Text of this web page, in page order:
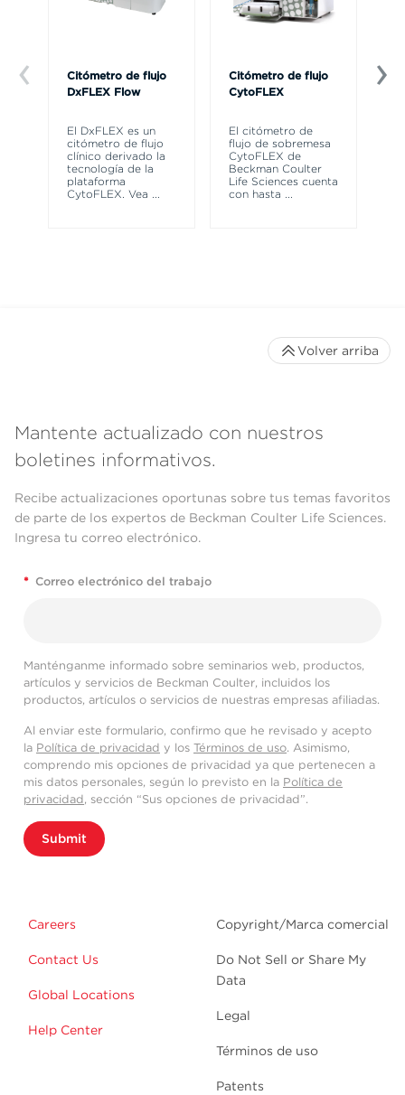
Citómetro de flujo
DxFLEX Flow
El DxFLEX es un
citómetro de flujo
clínico derivado la
tecnología de la
plataforma
CytoFLEX. Vea ...
Citómetro de flujo
CytoFLEX
El citómetro de
flujo de sobremesa
CytoFLEX de
Beckman Coulter
Life Sciences cuenta
con hasta ...
Mantente actualizado con nuestros
boletines informativos.
Recibe actualizaciones oportunas sobre tus temas favoritos
de parte de los expertos de Beckman Coulter Life Sciences.
Ingresa tu correo electrónico.
* Correo electrónico del trabajo
Manténganme informado sobre seminarios web, productos,
artículos y servicios de Beckman Coulter, incluidos los
productos, artículos o servicios de nuestras empresas afiliadas.
Al enviar este formulario, confirmo que he revisado y acepto
la Política de privacidad y los Términos de uso. Asimismo,
comprendo mis opciones de privacidad ya que pertenecen a
mis datos personales, según lo previsto en la Política de
privacidad, sección “Sus opciones de privacidad”.
Submit
Careers
Contact Us
Global Locations
Help Center
Copyright/Marca comercial
Do Not Sell or Share My
Data
Legal
Términos de uso
Patents
Volver arriba